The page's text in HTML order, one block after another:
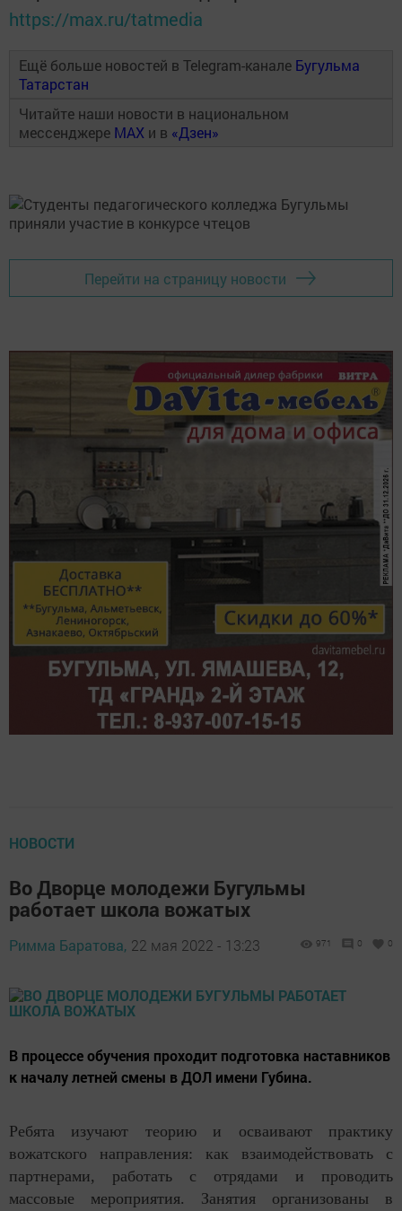
https://max.ru/tatmedia
Ещё больше новостей в Telegram-канале Бугульма
Татарстан
Читайте наши новости в национальном
мессенджере MAX и в «Дзен»
Перейти на страницу новости
НОВОСТИ
Во Дворце молодежи Бугульмы
работает школа вожатых
Римма Баратова, 22 мая 2022 - 13:23 971 0 0
В процессе обучения проходит подготовка наставников
к началу летней смены в ДОЛ имени Губина.
Ребята изучают теорию и осваивают практику
вожатского направления: как взаимодействовать с
партнерами, работать с отрядами и проводить
массовые мероприятия. Занятия организованы в